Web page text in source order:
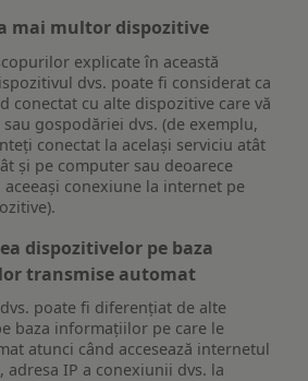
mai multor dispozitive
explicate în această
dvs. poate fi considerat ca
conectat cu alte dispozitive care vă
gospodăriei dvs. (de exemplu,
conectat la același serviciu atât
și pe computer sau deoarece
conexiune la internet pe
dispozitivelor pe baza
transmise automat
poate fi diferențiat de alte
baza informațiilor pe care le
atunci când accesează internetul
adresa IP a conexiunii dvs. la